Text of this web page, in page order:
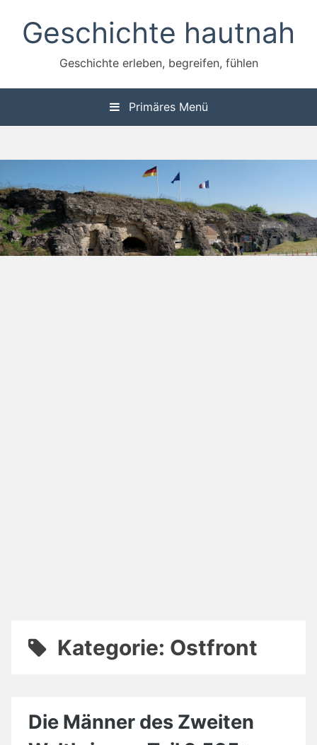
Inhalt
springenGeschichte hautnah
Geschichte erleben, begreifen, fühlen
Primäres Menü
Kategorie: Ostfront
Die Männer des Zweiten